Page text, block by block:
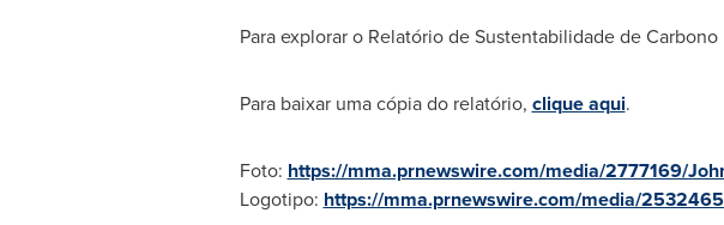
Para explorar o Relatório de Sustentabilidade de
Para baixar uma cópia do relatório, clique aqui.
Foto: https://mma.prnewswire.com/media/2777169/
Logotipo: https://mma.prnewswire.com/media/